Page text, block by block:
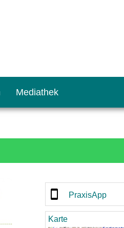
Mediathek
PraxisApp
Karte